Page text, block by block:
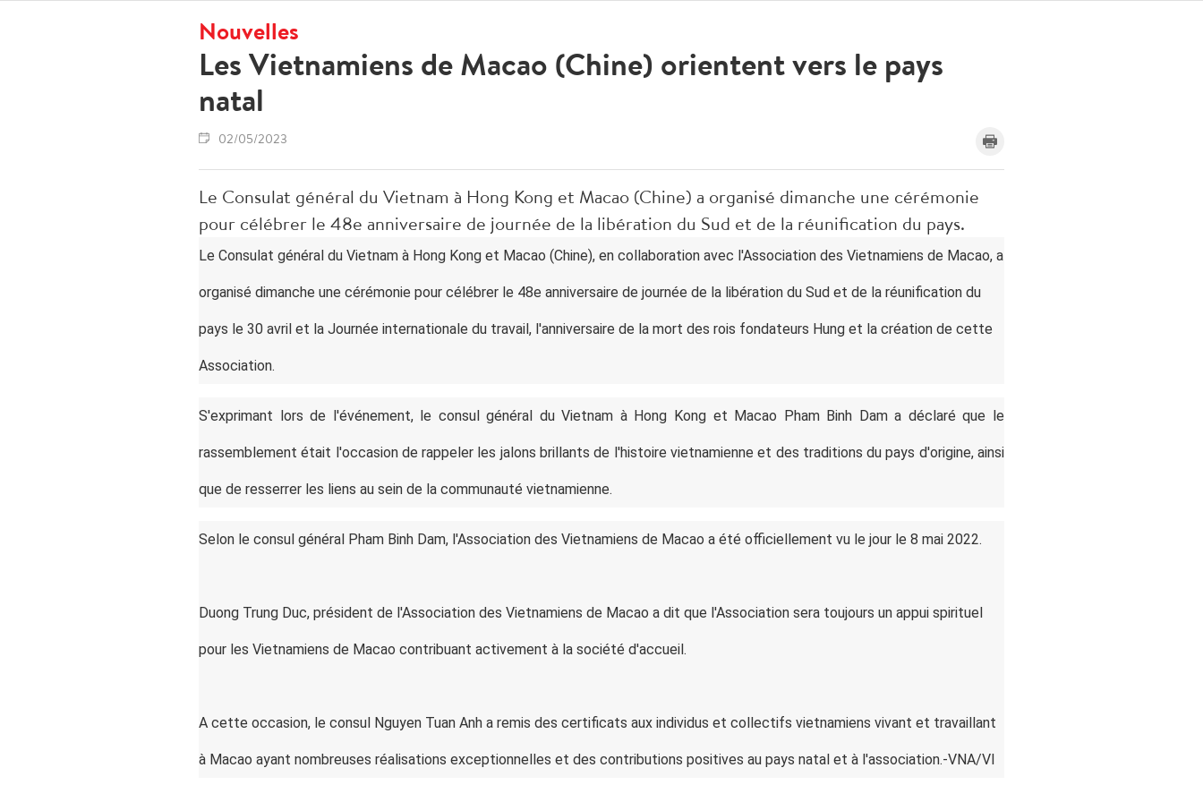
Nouvelles
Les Vietnamiens de Macao (Chine) orientent vers le pays
natal
02/05/2023
Le Consulat général du Vietnam à Hong Kong et Macao (Chine) a organisé dimanche une cérémonie
pour célébrer le 48e anniversaire de journée de la libération du Sud et de la réunification du pays.
Le Consulat général du Vietnam à Hong Kong et Macao (Chine), en collaboration avec l'Association des Vietnamiens de Macao, a
organisé dimanche une cérémonie pour célébrer le 48e anniversaire de journée de la libération du Sud et de la réunification du
pays le 30 avril et la Journée internationale du travail, l'anniversaire de la mort des rois fondateurs Hung et la création de cette
Association.
S'exprimant lors de l'événement, le consul général du Vietnam à Hong Kong et Macao Pham Binh Dam a déclaré que le
rassemblement était l'occasion de rappeler les jalons brillants de l'histoire vietnamienne et des traditions du pays d'origine, ainsi
que de resserrer les liens au sein de la communauté vietnamienne.
Selon le consul général Pham Binh Dam, l'Association des Vietnamiens de Macao a été officiellement vu le jour le 8 mai 2022.
Duong Trung Duc, président de l'Association des Vietnamiens de Macao a dit que l'Association sera toujours un appui spirituel
pour les Vietnamiens de Macao contribuant activement à la société d'accueil.
A cette occasion, le consul Nguyen Tuan Anh a remis des certificats aux individus et collectifs vietnamiens vivant et travaillant
à Macao ayant nombreuses réalisations exceptionnelles et des contributions positives au pays natal et à l'association.-VNA/VI